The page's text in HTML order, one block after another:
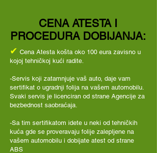
CENA ATESTA I
PROCEDURA DOBIJANJA:
✔ Cena Atesta košta oko 100 eura zavisno u
kojoj tehničkoj kući radite.
-Servis koji zatamnjuje vaš auto, daje vam
sertifikat o ugradnji folija na vašem automobilu.
Svaki servis je licenciran od strane Agencije za
bezbednost saobraćaja.
-Sa tim sertifikatom idete u neki od tehničkih
kuća gde se proveravaju folije zalepljene na
vašem automobilu i dobijate atest od strane
ABS